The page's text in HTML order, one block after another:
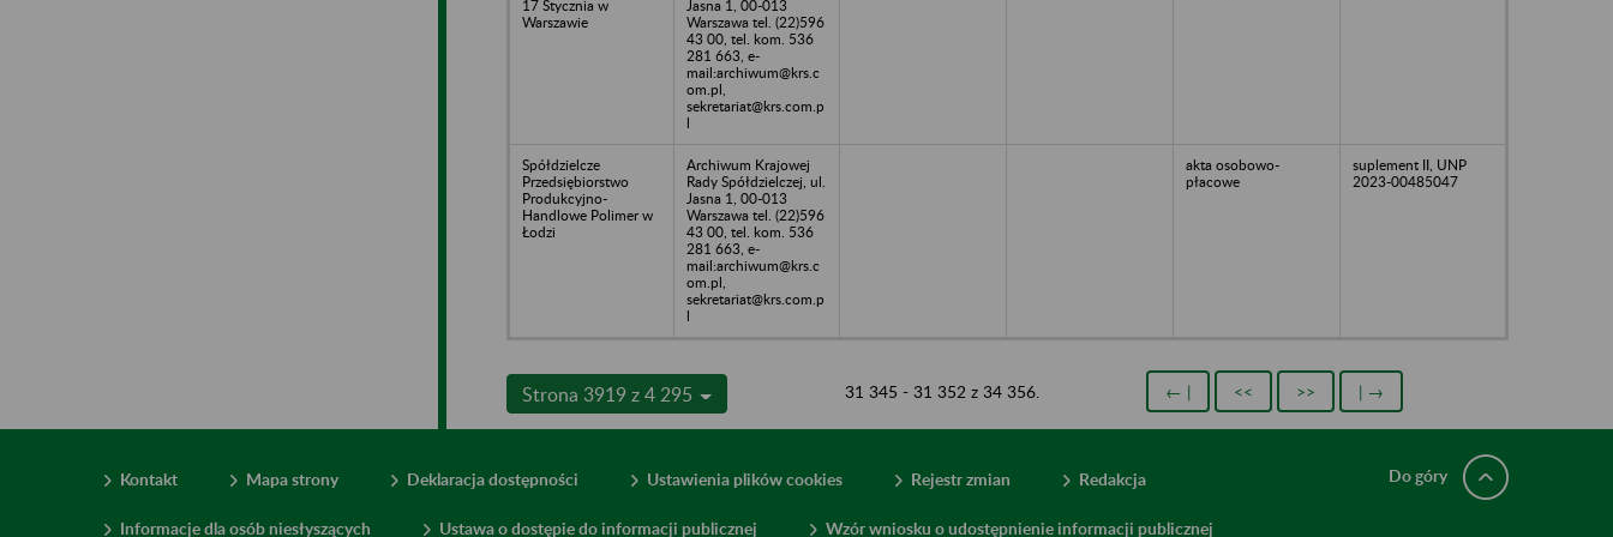
17 Stycznia w
Warszawie
Jasna 1, 00-013
Warszawa tel. (22)596
43 00, tel. kom. 536
281 663, e-
mail:archiwum@krs.c
om.pl,
sekretariat@krs.com.p
l
Spółdzielcze
Przedsiębiorstwo
Produkcyjno-
Handlowe Polimer w
Łodzi
Archiwum Krajowej
Rady Spółdzielczej, ul.
Jasna 1, 00-013
Warszawa tel. (22)596
43 00, tel. kom. 536
281 663, e-
mail:archiwum@krs.c
om.pl,
sekretariat@krs.com.p
l
akta osobowo-
płacowe
suplement II, UNP
2023-00485047
Strona 3919 z 4 295 31 345 - 31 352 z 34 356. ← | << >> | →
Kontakt Mapa strony Deklaracja dostępności Ustawienia plików cookies Rejestr zmian Redakcja
Informacje dla osób niesłyszących Ustawa o dostępie do informacji publicznej Wzór wniosku o udostępnienie informacji publicznej
Do góry